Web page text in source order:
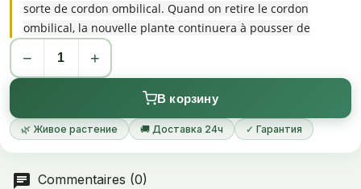
sorte de cordon ombilical. Quand on retire le cordon
ombilical, la nouvelle plante continuera à pousser de
manière indépendante.
− +
В корзину
🌿 Живое растение 🚚 Доставка 24ч ✓ Гарантия
Commentaires (0)